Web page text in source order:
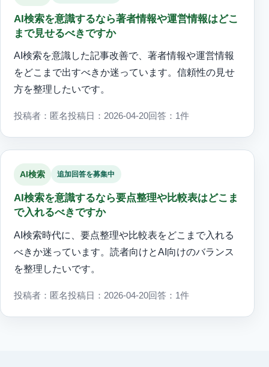
AI検索を意識するなら著者情報や運営情報はどこ
まで見せるべきですか
AI検索を意識した記事改善で、著者情報や運営情報
をどこまで出すべきか迷っています。信頼性の見せ
方を整理したいです。
投稿者：匿名投稿日：2026-04-20回答：1件
AI検索 追加回答を募集中
AI検索を意識するなら要点整理や比較表はどこま
で入れるべきですか
AI検索時代に、要点整理や比較表をどこまで入れる
べきか迷っています。読者向けとAI向けのバランス
を整理したいです。
投稿者：匿名投稿日：2026-04-20回答：1件